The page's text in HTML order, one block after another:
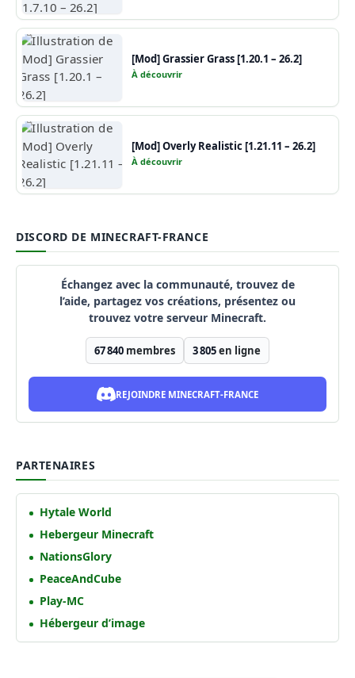
[Mod] Grassier Grass [1.20.1 – 26.2]
À découvrir
[Mod] Overly Realistic [1.21.11 – 26.2]
À découvrir
DISCORD DE MINECRAFT-FRANCE
Échangez avec la communauté, trouvez de
l’aide, partagez vos créations, présentez ou
trouvez votre serveur Minecraft.
67 840 membres 3 805en ligne
REJOINDRE MINECRAFT-FRANCE
PARTENAIRES
Hytale World
Hebergeur Minecraft
NationsGlory
PeaceAndCube
Play-MC
Hébergeur d’image